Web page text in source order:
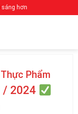
sáng hơn
Phẩm
/ 2024